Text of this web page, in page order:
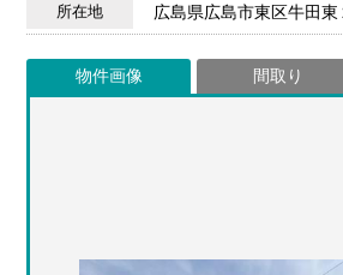
所在地 広島県広島市東区牛田東
物件画像 間取り